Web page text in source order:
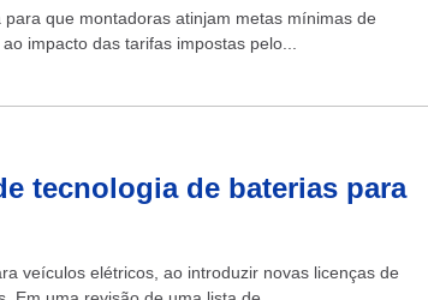
que montadoras atinjam metas mínimas de
impacto das tarifas impostas pelo...
tecnologia de baterias para
veículos elétricos, ao introduzir novas licenças de